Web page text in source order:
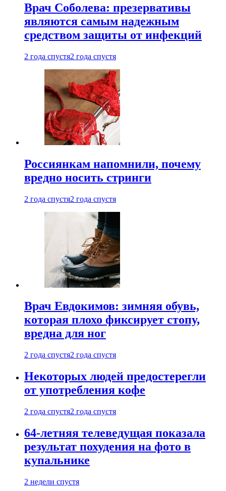
Врач Соболева: презервативы
являются самым надежным
средством защиты от инфекций
2 года спустя2 года спустя
Россиянкам напомнили, почему
вредно носить стринги
2 года спустя2 года спустя
Врач Евдокимов: зимняя обувь,
которая плохо фиксирует стопу,
вредна для ног
2 года спустя2 года спустя
Некоторых людей предостерегли
от употребления кофе
2 года спустя2 года спустя
64-летняя телеведущая показала
результат похудения на фото в
купальнике
2 недели спустя